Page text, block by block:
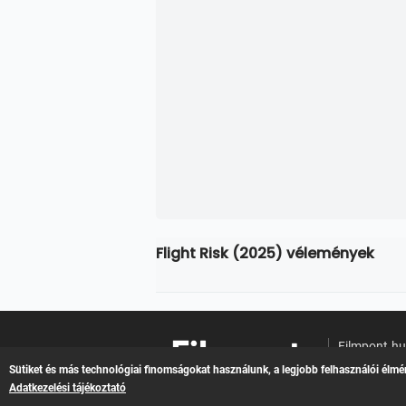
Flight Risk (2025) vélemények
Filmpont.hu
Online
Sütiket és más technológiai finomságokat használunk, a legjobb felhasználói
Adatkezelési tájékoztató